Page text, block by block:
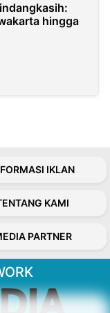
hingga
IKLAN
KAMI
PARTNER